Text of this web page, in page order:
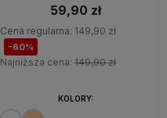
59,90 zł
Cena regularna: 149,90 zł
-60%
Najniższa cena: 149,90 zł
KOLORY: